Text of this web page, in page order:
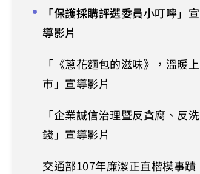
「保護採購評選委員小叮嚀」宣
導影片
「《蔥花麵包的滋味》，溫暖上
市」宣導影片
「企業誠信治理暨反貪腐、反洗
錢」宣導影片
交通部107年廉潔正直楷模事蹟